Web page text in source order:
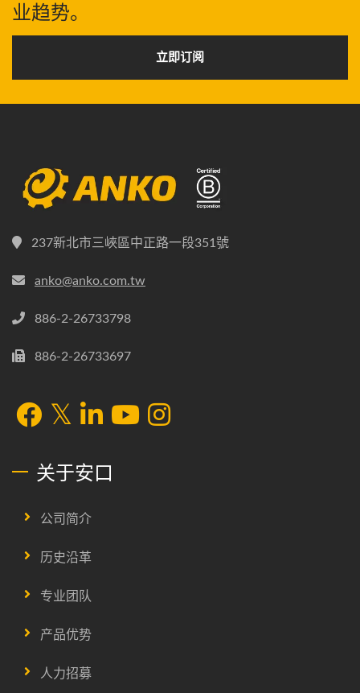
业趋势。
立即订阅
237新北市三峽區中正路一段351號
anko@anko.com.tw
886-2-26733798
886-2-26733697
关于安口
公司简介
历史沿革
专业团队
产品优势
人力招募